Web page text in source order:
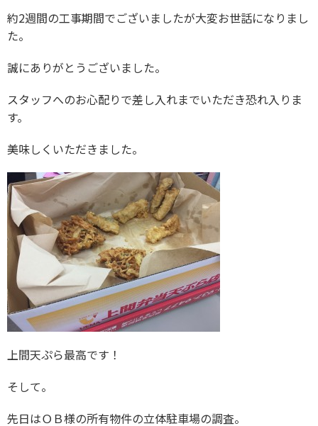
約2週間の工事期間でございましたが大変お世話になりまし
た。
誠にありがとうございました。
スタッフへのお心配りで差し入れまでいただき恐れ入りま
す。
美味しくいただきました。
上間天ぷら最高です！
そして。
先日はＯＢ様の所有物件の立体駐車場の調査。